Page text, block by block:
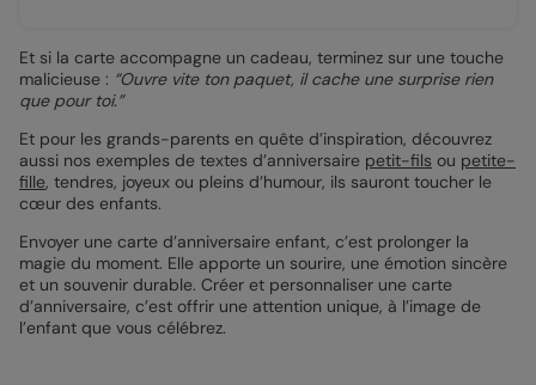
Et si la carte accompagne un cadeau, terminez sur une touche
malicieuse : “Ouvre vite ton paquet, il cache une surprise rien
que pour toi.”
Et pour les grands-parents en quête d’inspiration, découvrez
aussi nos exemples de textes d’anniversaire petit-fils ou petite-
fille, tendres, joyeux ou pleins d’humour, ils sauront toucher le
cœur des enfants.
Envoyer une carte d’anniversaire enfant, c’est prolonger la
magie du moment. Elle apporte un sourire, une émotion sincère
et un souvenir durable. Créer et personnaliser une carte
d’anniversaire, c’est offrir une attention unique, à l’image de
l’enfant que vous célébrez.